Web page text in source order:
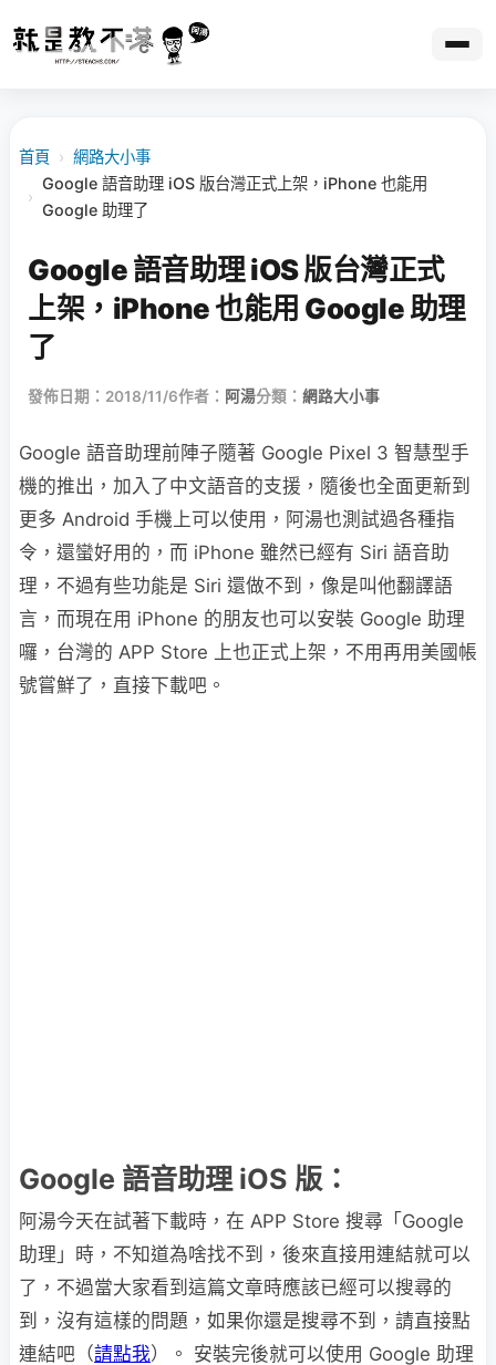
首頁 › 網路大小事
›
Google 語音助理 iOS 版台灣正式上架，iPhone 也能用
Google 助理了
Google 語音助理 iOS 版台灣正式
上架，iPhone 也能用 Google 助理
了
發佈日期：2018/11/6作者： 阿湯分類： 網路大小事
Google 語音助理前陣子隨著 Google Pixel 3 智慧型手
機的推出，加入了中文語音的支援，隨後也全面更新到
更多 Android 手機上可以使用，阿湯也測試過各種指
令，還蠻好用的，而 iPhone 雖然已經有 Siri 語音助
理，不過有些功能是 Siri 還做不到，像是叫他翻譯語
言，而現在用 iPhone 的朋友也可以安裝 Google 助理
囉，台灣的 APP Store 上也正式上架，不用再用美國帳
號嘗鮮了，直接下載吧。
Google 語音助理 iOS 版：
阿湯今天在試著下載時，在 APP Store 搜尋「Google
助理」時，不知道為啥找不到，後來直接用連結就可以
了，不過當大家看到這篇文章時應該已經可以搜尋的
到，沒有這樣的問題，如果你還是搜尋不到，請直接點
連結吧（請點我）。 安裝完後就可以使用 Google 助理